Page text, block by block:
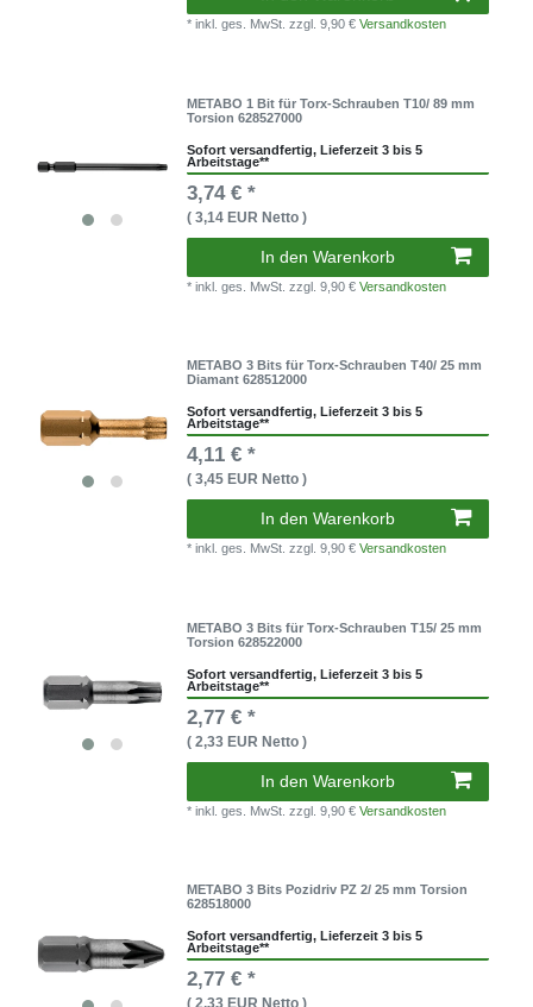
* inkl. ges. MwSt.zzgl. 9,90 €Versandkosten
METABO 1 Bit für Torx-Schrauben T10/ 89 mm
Torsion 628527000
Sofort versandfertig, Lieferzeit 3 bis 5
Arbeitstage**
3,74 € *
( 3,14 EUR Netto )
In den Warenkorb
* inkl. ges. MwSt.zzgl. 9,90 €Versandkosten
METABO 3 Bits für Torx-Schrauben T40/ 25 mm
Diamant 628512000
Sofort versandfertig, Lieferzeit 3 bis 5
Arbeitstage**
4,11 € *
( 3,45 EUR Netto )
In den Warenkorb
* inkl. ges. MwSt.zzgl. 9,90 €Versandkosten
METABO 3 Bits für Torx-Schrauben T15/ 25 mm
Torsion 628522000
Sofort versandfertig, Lieferzeit 3 bis 5
Arbeitstage**
2,77 € *
( 2,33 EUR Netto )
In den Warenkorb
* inkl. ges. MwSt.zzgl. 9,90 €Versandkosten
METABO 3 Bits Pozidriv PZ 2/ 25 mm Torsion
628518000
Sofort versandfertig, Lieferzeit 3 bis 5
Arbeitstage**
2,77 € *
( 2,33 EUR Netto )